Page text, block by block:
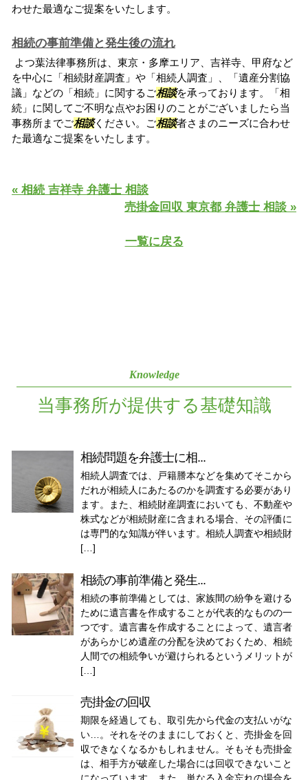
わせた最適なご提案をいたします。
相続の事前準備と発生後の流れ
よつ葉法律事務所は、東京・多摩エリア、吉祥寺、甲府など
を中心に「相続財産調査」や「相続人調査」、「遺産分割協
議」などの「相続」に関するご相談を承っております。「相
続」に関してご不明な点やお困りのことがございましたら当
事務所までご相談ください。ご相談者さまのニーズに合わせ
た最適なご提案をいたします。
« 相続 吉祥寺 弁護士 相談
売掛金回収 東京都 弁護士 相談 »
一覧に戻る
Knowledge
当事務所が提供する基礎知識
相続問題を弁護士に相...
相続人調査では、戸籍謄本などを集めてそこから
だれが相続人にあたるのかを調査する必要があり
ます。また、相続財産調査においても、不動産や
株式などが相続財産に含まれる場合、その評価に
は専門的な知識が伴います。相続人調査や相続財
[…]
相続の事前準備と発生...
相続の事前準備としては、家族間の紛争を避ける
ために遺言書を作成することが代表的なものの一
つです。遺言書を作成することによって、遺言者
があらかじめ遺産の分配を決めておくため、相続
人間での相続争いが避けられるというメリットが
[…]
売掛金の回収
期限を経過しても、取引先から代金の支払いがな
い…。それをそのままにしておくと、売掛金を回
収できなくなるかもしれません。そもそも売掛金
は、相手方が破産した場合には回収できないこと